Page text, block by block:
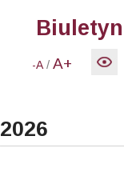
-A /A+
2026